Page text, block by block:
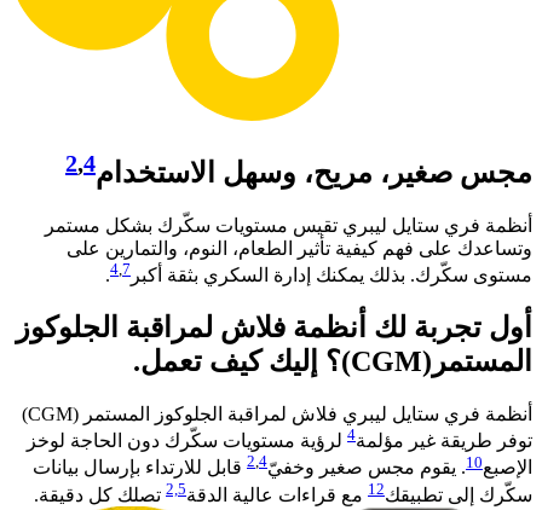
مجس صغير، مريح، وسهل الاستخدام 2,4
أنظمة فري ستايل ليبري تقيس مستويات سكّرك بشكل مستمر
وتساعدك على فهم كيفية تأثير الطعام، النوم، والتمارين على
مستوى سكّرك. بذلك يمكنك إدارة السكري بثقة أكبر
4 7
. ​
أول تجربة لك أنظمة فلاش لمراقبة الجلوكوز
المستمر(CGM)؟ إليك كيف تعمل.
أنظمة فري ستايل ليبري فلاش لمراقبة الجلوكوز المستمر (CGM)
توفر طريقة غير مؤلمة4 لرؤية مستويات سكّرك دون الحاجة لوخز
الإصبع10. يقوم مجس صغير وخفيّ 2,4
قابل للارتداء بإرسال بيانات
سكّرك إلى تطبيقك12 مع قراءات عالية الدقة 2, 5 تصلك كل دقيقة.